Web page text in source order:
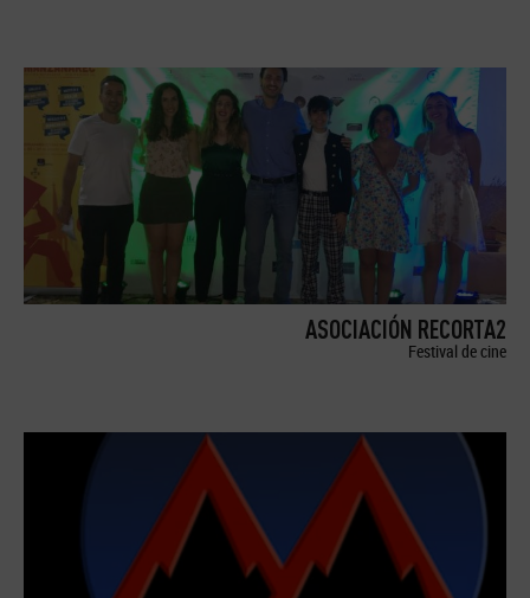
ASOCIACIÓN RECORTA2
Festival de cine